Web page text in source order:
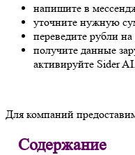
напишите в
уточните нужную
переведите рубли
получите данные
активируйте Sider AI.
Для компаний
Содержание